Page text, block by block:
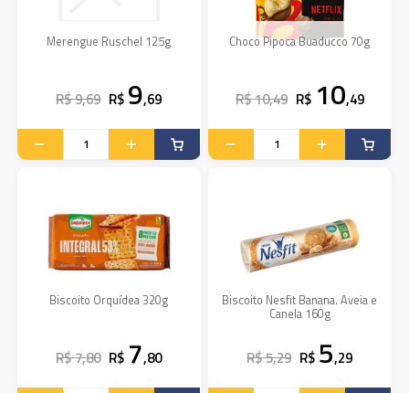
Merengue Ruschel 125g
R$ 9,69 R$ 9,69
Choco Pipoca Buaducco 70g
R$ 10,49 R$ 10,49
Biscoito Orquídea 320g
R$ 7,80 R$ 7,80
Biscoito Nesfit Banana. Aveia e
Canela 160g
R$ 5,29 R$ 5,29